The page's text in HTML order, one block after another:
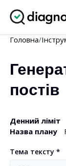
Ціни
Ще
Головна/
постів
Денний ліміт
Назва плану
Тема тексту *